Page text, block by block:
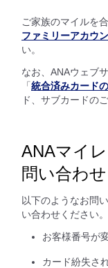
ご家族のマイルを
ファミリーアカウ
い。
なお、ANAウェブ
「 統合済みカード
ド、サブカードの
ANAマイ
問い合わせ
以下のようなお問
い合わせください。
お客様番号が
カード紛失さ